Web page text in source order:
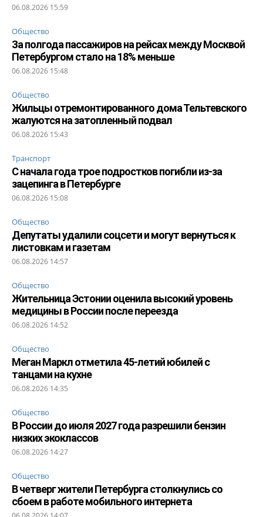
06.08.2026 15:59
Общество
За полгода пассажиров на рейсах между Москвой
Петербургом стало на 18% меньше
06.08.2026 15:48
Общество
Жильцы отремонтированного дома Тельтевского
жалуются на затопленный подвал
06.08.2026 15:43
Транспорт
С начала года трое подростков погибли из-за
зацепинга в Петербурге
06.08.2026 15:08
Общество
Депутаты удалили соцсети и могут вернуться к
листовкам и газетам
06.08.2026 14:57
Общество
Жительница Эстонии оценила высокий уровень
медицины в России после переезда
06.08.2026 14:52
Общество
Меган Маркл отметила 45-летий юбилей с
танцами на кухне
06.08.2026 14:35
Общество
В России до июля 2027 года разрешили бензин
низких экоклассов
06.08.2026 14:27
Общество
В четверг жители Петербурга столкнулись со
сбоем в работе мобильного интернета